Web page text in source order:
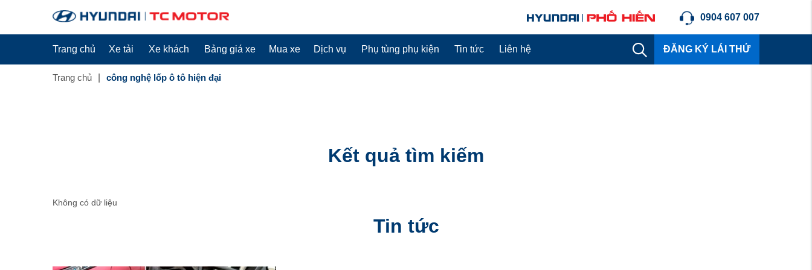
0904 607 007
Trang chủ Xe tải Xe khách Bảng giá xe Mua xe Dịch vụ Phụ tùng phụ kiện Tin tức Liên hệ ĐĂNG KÝ LÁI THỬ
Trang chủ công nghệ lốp ô tô hiện đại
Kết quả tìm kiếm
Không có dữ liệu
Tin tức